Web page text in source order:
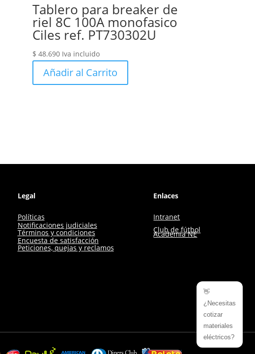
Tablero para breaker de
riel 8C 100A monofasico
Ciles ref. PT730302U
$ 48.690 Iva incluido
Añadir al Carrito
Legal
Políticas
Notificaciones judiciales
Términos y condiciones
Encuesta de satisfacción
Peticiones, quejas y reclamos
Enlaces
Intranet
Club de fútbol
Academia NE
👋
¿Necesitas
cotizar
materiales
eléctricos?